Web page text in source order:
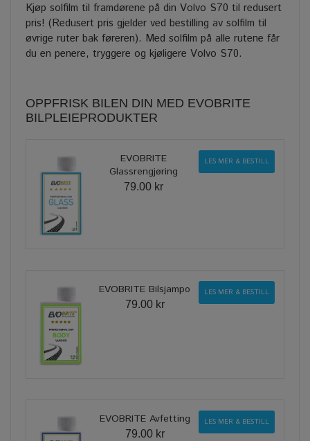
Kjøp solfilm til framdørene på din Volvo S70 til redusert
pris! (Redusert pris gjelder ved bestilling av solfilm til
øvrige ruter bak føreren). Med solfilm på alle rutene får
du en penere, tryggere og kjøligere Volvo S70.
OPPFRISK BILEN DIN MED EVOBRITE
BILPLEIEPRODUKTER
EVOBRITE
Glassrengjøring
79.00 kr
LES MER & BESTILL
EVOBRITE Bilsjampo
79.00 kr
LES MER & BESTILL
EVOBRITE Avfetting
79.00 kr
LES MER & BESTILL